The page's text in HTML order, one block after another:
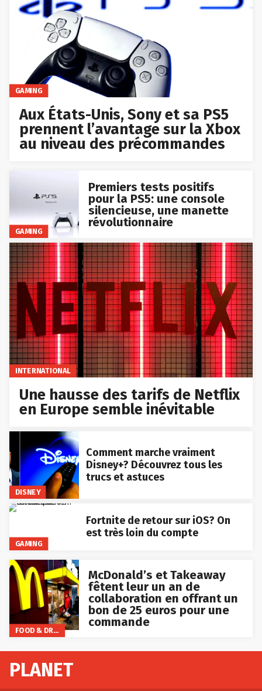
GAMING
Aux États-Unis, Sony et sa PS5
prennent l’avantage sur la Xbox
au niveau des précommandes
GAMING
Premiers tests positifs
pour la PS5: une console
silencieuse, une manette
révolutionnaire
INTERNATIONAL
Une hausse des tarifs de Netflix
en Europe semble inévitable
DISNEY
Comment marche vraiment
Disney+? Découvrez tous les
trucs et astuces
GAMING
Fortnite de retour sur iOS? On
est très loin du compte
McDonald’s et Takeaway
fêtent leur un an de
collaboration en offrant un
bon de 25 euros pour une
commande
PLANET